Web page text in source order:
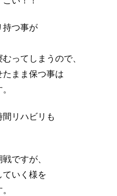
持つ事が
ってしまうので、
まま保つ事は
リハビリも
ですが、
いく様を